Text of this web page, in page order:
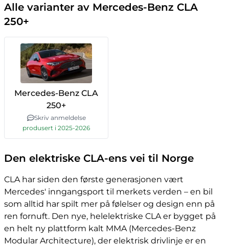
Alle varianter av Mercedes-Benz CLA
250+
Mercedes-Benz CLA
250+
Skriv anmeldelse
produsert i 2025-2026
Den elektriske CLA-ens vei til Norge
CLA har siden den første generasjonen vært
Mercedes' inngangsport til merkets verden – en bil
som alltid har spilt mer på følelser og design enn på
ren fornuft. Den nye, helelektriske CLA er bygget på
en helt ny plattform kalt MMA (Mercedes-Benz
Modular Architecture), der elektrisk drivlinje er en